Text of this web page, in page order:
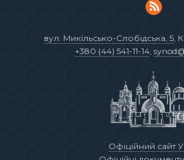
вул. Микільсько-Слобідська, 5 ,
+380 (44) 541-11-14,
Офіційний сайт